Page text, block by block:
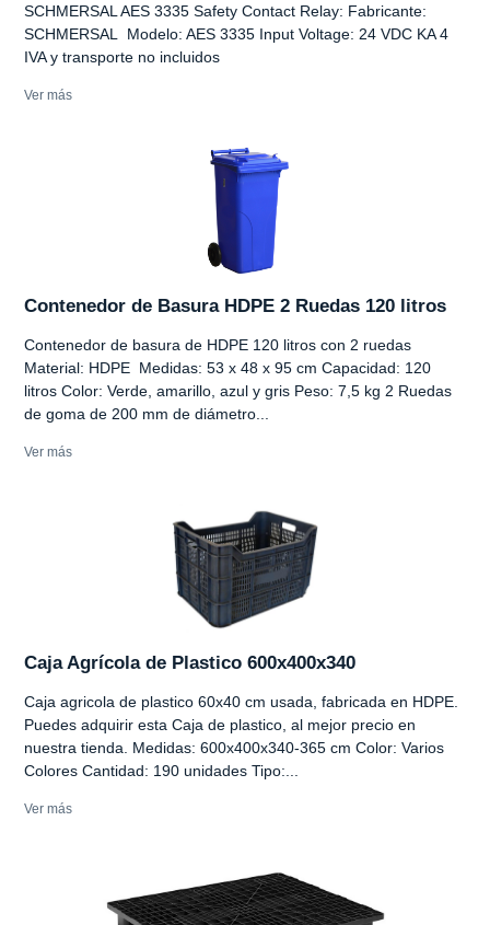
SCHMERSAL AES 3335 Safety Contact Relay: Fabricante:
SCHMERSAL Modelo: AES 3335 Input Voltage: 24 VDC KA 4
IVA y transporte no incluidos
Ver más
Contenedor de Basura HDPE 2 Ruedas 120 litros
Contenedor de basura de HDPE 120 litros con 2 ruedas
Material: HDPE Medidas: 53 x 48 x 95 cm Capacidad: 120
litros Color: Verde, amarillo, azul y gris Peso: 7,5 kg 2 Ruedas
de goma de 200 mm de diámetro...
Ver más
Caja Agrícola de Plastico 600x400x340
Caja agricola de plastico 60x40 cm usada, fabricada en HDPE.
Puedes adquirir esta Caja de plastico, al mejor precio en
nuestra tienda. Medidas: 600x400x340-365 cm Color: Varios
Colores Cantidad: 190 unidades Tipo:...
Ver más